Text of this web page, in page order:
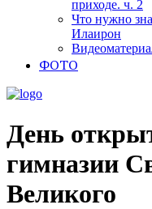
приходе. ч. 2
Что нужно
Илаирон
ФОТО
День
гимназии
Великого